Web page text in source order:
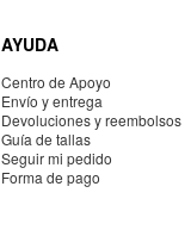
AYUDA
Centro de Apoyo
Envío y entrega
Devoluciones y reembolsos
Guía de tallas
Seguir mi pedido
Forma de pago